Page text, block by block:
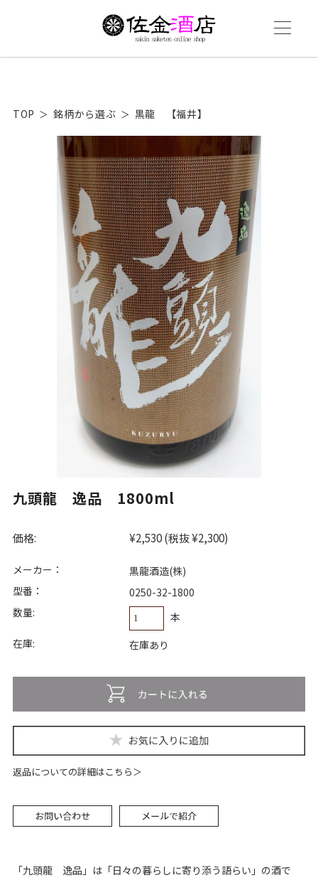
TOP 銘柄から選ぶ 黒龍 【福井】
九頭龍 逸品 1800ml
価格: ¥2,530(税抜 ¥2,300)
メーカー：
黒龍酒造(株)
型番：
0250-32-1800
数量:
本
在庫:
在庫あり
返品についての詳細はこちら
「九頭龍 逸品」は「日々の暮らしに寄り添う語らい」の酒で